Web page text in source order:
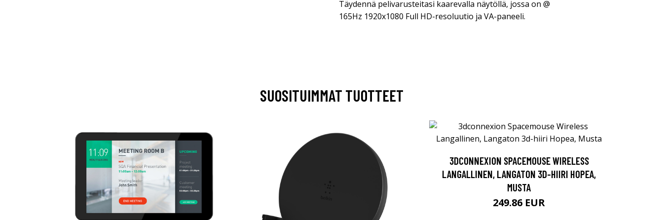
Täydennä pelivarusteitasi kaarevalla näytöllä, jossa on @
165Hz 1920x1080 Full HD-resoluutio ja VA-paneeli.
SUOSITUIMMAT TUOTTEET
3DCONNEXION SPACEMOUSE WIRELESS
LANGALLINEN, LANGATON 3D-HIIRI HOPEA,
MUSTA
249.86 EUR